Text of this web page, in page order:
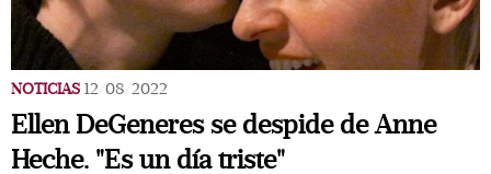
NOTICIAS 12/08/2022
Ellen DeGeneres se despide de Anne
Heche. "Es un día triste"